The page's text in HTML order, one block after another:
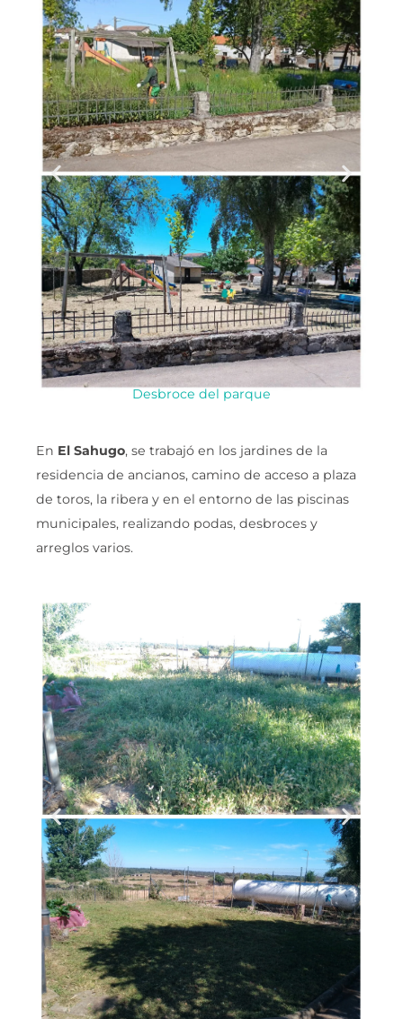
Desbroce del parque
En El Sahugo, se trabajó en los jardines de la
residencia de ancianos, camino de acceso a plaza
de toros, la ribera y en el entorno de las piscinas
municipales, realizando podas, desbroces y
arreglos varios.